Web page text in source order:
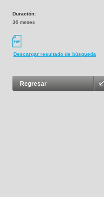
Duración:
36 meses
Descargar resultado de búsqueda
Regresar